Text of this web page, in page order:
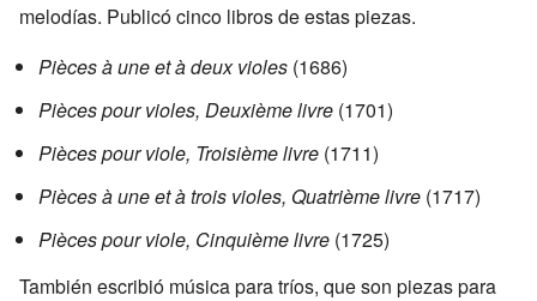
melodías. Publicó cinco libros de estas piezas.
Pièces à une et à deux violes (1686)
Pièces pour violes, Deuxième livre (1701)
Pièces pour viole, Troisième livre (1711)
Pièces à une et à trois violes, Quatrième livre (1717)
Pièces pour viole, Cinquième livre (1725)
También escribió música para tríos, que son piezas para